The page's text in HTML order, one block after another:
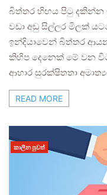
බිත්තර හිඟය පිටු දකින්න
වඩා අඩු සිල්ලර මිලක්
ඉන්දියාවෙන් බිත්තර
කිහිප දෙනෙක් මේ වන
ආහාර සුරක්ෂිතතා
READ MORE
කාලීන පුවත්